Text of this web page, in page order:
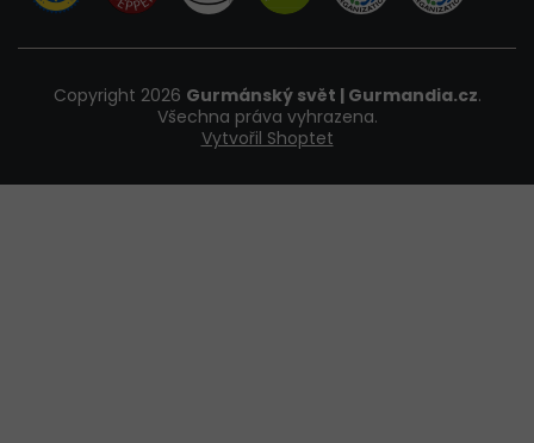
Vytvořil Shoptet
Copyright 2026 Gurmánský svět | Gurmandia.cz.
Všechna práva vyhrazena.